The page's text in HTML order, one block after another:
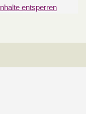
entsperren